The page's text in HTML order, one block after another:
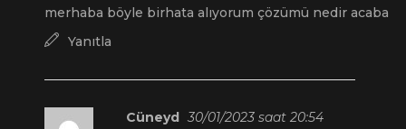
merhaba böyle birhata alıyorum çözümü nedir acaba
Yanıtla
Cüneyd
30/01/2023 saat 20:54